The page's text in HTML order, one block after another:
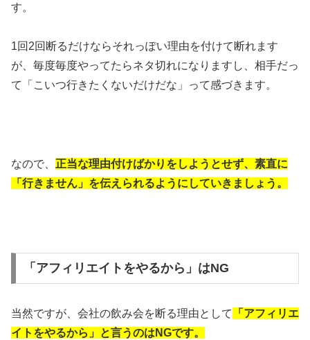
す。
1回2回断るだけならそれっぽい理由を付けて断れます
が、毎度毎度やってたらネタ切れになりますし、相手だっ
て「こいつ行きたくないだけだな」って感づきます。
なので、 正当な理由付けばかりをしようとせず、素直に
「行きません」を伝えられるようにしていきましょう。
「アフィリエイトをやるから」はNG
当然ですが、会社の飲み会を断る理由として
「アフィリエ
イトをやるから」と言うのは NGです。